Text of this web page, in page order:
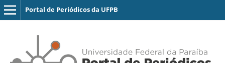
Portal de Periódicos da UFPB